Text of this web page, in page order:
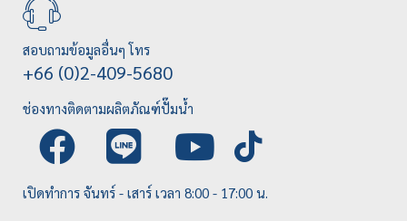
สอบถามข้อมูลอื่นๆ โทร
+66 (0)2-409-5680
ช่องทางติดตามผลิตภัณฑ์ปั๊มน้ำ
เปิดทำการ จันทร์ - เสาร์ เวลา 8:00 - 17:00 น.